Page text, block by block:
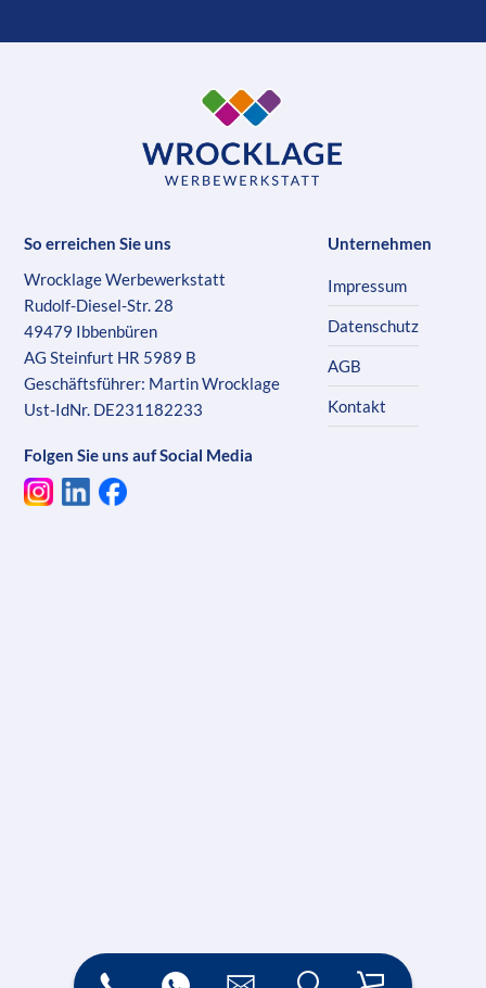
So erreichen Sie uns
Wrocklage Werbewerkstatt
Rudolf-Diesel-Str. 28
49479 Ibbenbüren
AG Steinfurt HR 5989 B
Geschäftsführer: Martin Wrocklage
Ust-IdNr. DE231182233
Folgen Sie uns auf Social Media
Unternehmen
Impressum
Datenschutz
AGB
Kontakt